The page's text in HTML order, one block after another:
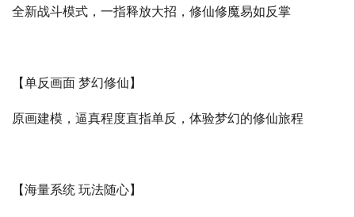
全新战斗模式，一指释放大招，修仙修魔易如反掌
【单反画面 梦幻修仙】
原画建模，逼真程度直指单反，体验梦幻的修仙旅程
【海量系统 玩法随心】